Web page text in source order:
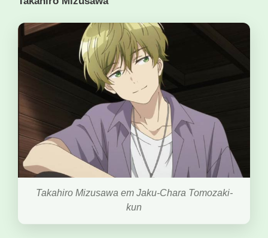
Takahiro Mizusawa em Jaku-Chara Tomozaki-
kun